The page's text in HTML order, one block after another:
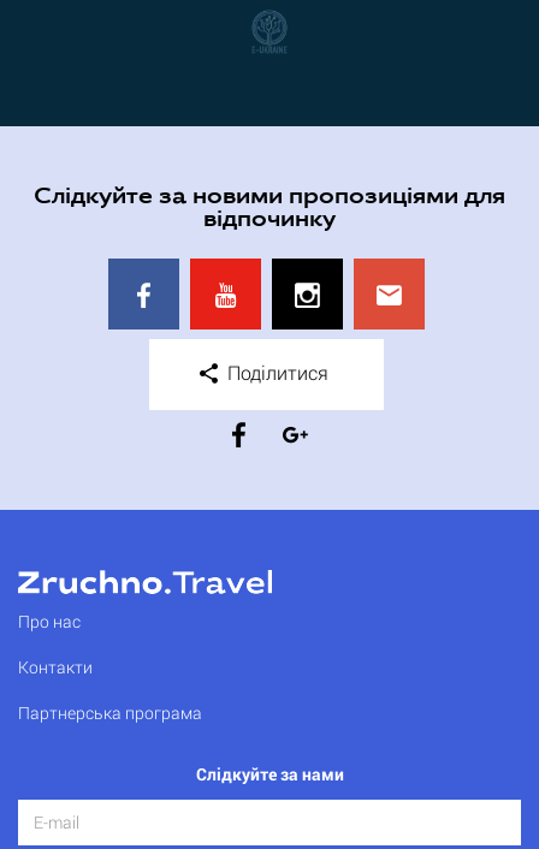
Слідкуйте за новими пропозиціями для
відпочинку
Поділитися
Про нас
Контакти
Партнерська програма
Слідкуйте за нами